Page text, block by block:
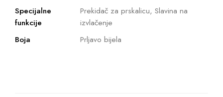
Specijalne
funkcije
Prekidač za prskalicu, Slavina na
izvlačenje
Boja
Prljavo bijela